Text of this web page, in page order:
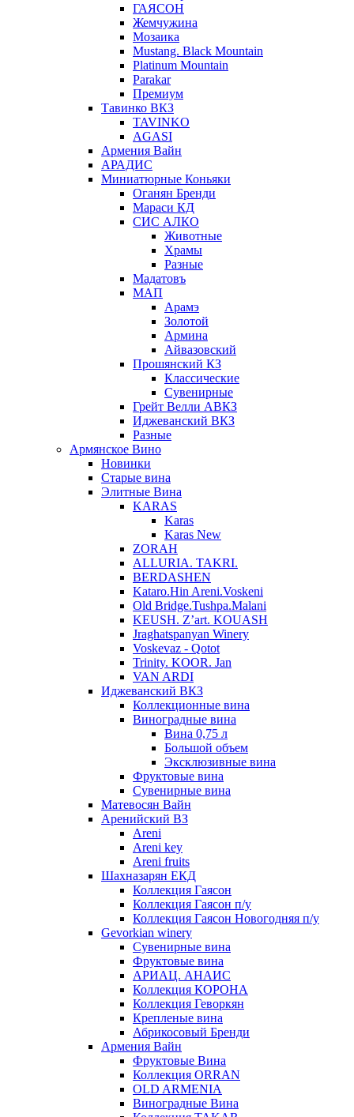
ГАЯСОН
Жемчужина
Мозаика
Mustang. Black Mountain
Platinum Mountain
Parakar
Премиум
Тавинко ВКЗ
TAVINKO
AGASI
Армения Вайн
АРАДИС
Миниатюрные Коньяки
Оганян Бренди
Мараси КД
СИС АЛКО
Животные
Храмы
Разные
Мадатовъ
МАП
Арамэ
Золотой
Армина
Айвазовский
Прошянский КЗ
Классические
Сувенирные
Грейт Велли АВКЗ
Иджеванский ВКЗ
Разные
Армянское Вино
Новинки
Старые вина
Элитные Вина
KARAS
Karas
Karas New
ZORAH
ALLURIA. TAKRI.
BERDASHEN
Kataro.Hin Areni.Voskeni
Old Bridge.Tushpa.Malani
KEUSH. Z’art. KOUASH
Jraghatspanyan Winery
Voskevaz - Qotot
Trinity. KOOR. Jan
VAN ARDI
Иджеванский ВКЗ
Коллекционные вина
Виноградные вина
Вина 0,75 л
Большой объем
Эксклюзивные вина
Фруктовые вина
Cувенирные вина
Матевосян Вайн
Аренийский ВЗ
Areni
Areni key
Areni fruits
Шахназарян ЕКД
Коллекция Гаясон
Коллекция Гаясон п/у
Коллекция Гаясон Новогодняя п/у
Gevorkian winery
Сувенирные вина
Фруктовые вина
АРИАЦ. АНАИС
Коллекция КОРОНА
Коллекция Геворкян
Крепленые вина
Абрикосовый Бренди
Армения Вайн
Фруктовые Вина
Коллекция ORRAN
OLD ARMENIA
Виноградные Вина